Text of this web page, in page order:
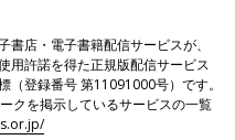
書店・電子書籍配信サービスが、
用許諾を得た正規版配信サービス
（登録番号 第11091000号）です。
クを掲示しているサービスの一覧